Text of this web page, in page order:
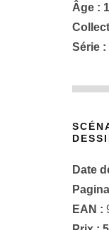
Âge :
Série :
Date
EAN :